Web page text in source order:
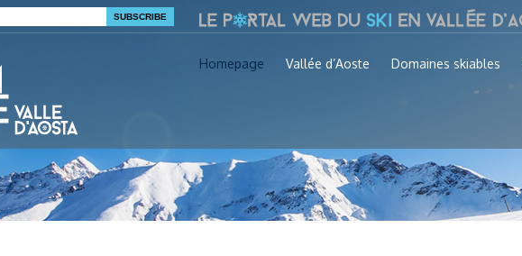
Homepage Vallée d’Aoste Domaines skiables